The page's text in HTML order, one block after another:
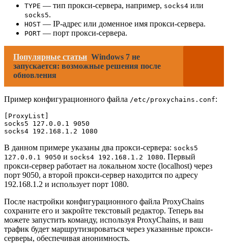
TYPE — тип прокси-сервера, например, socks4 или
socks5.
HOST — IP-адрес или доменное имя прокси-сервера.
PORT — порт прокси-сервера.
Популярные статьи Windows 7 не
запускается: возможные решения после
обновления
Пример конфигурационного файла /etc/proxychains.conf:
[ProxyList]
socks5 127.0.0.1 9050
В данном примере указаны два прокси-сервера: socks5
127.0.0.1 9050 и socks4 192.168.1.2 1080. Первый
прокси-сервер работает на локальном хосте (localhost) через
порт 9050, а второй прокси-сервер находится по адресу
192.168.1.2 и использует порт 1080.
После настройки конфигурационного файла ProxyChains
сохраните его и закройте текстовый редактор. Теперь вы
можете запустить команду, используя ProxyChains, и ваш
трафик будет маршрутизироваться через указанные прокси-
серверы, обеспечивая анонимность.